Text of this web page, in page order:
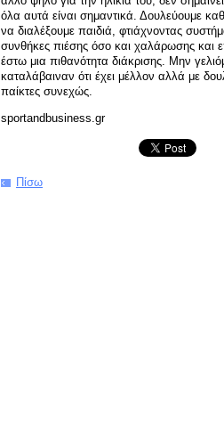
όλα αυτά είναι σημαντικά. Δουλεύουμε
να διαλέξουμε παιδιά, φτιάχνοντας
συνθήκες πιέσης όσο και χαλάρωσης και
έστω μια πιθανότητα διάκρισης. Μην
καταλάβαιναν ότι έχει μέλλον αλλά με
παίκτες συνεχώς.
sportandbusiness.gr
Πίσω